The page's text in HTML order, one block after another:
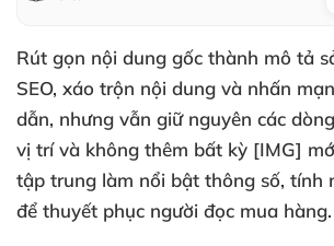
Rút gọn nội dung gốc thành mô tả
SEO, xáo trộn nội dung và nhấn
dẫn, nhưng vẫn giữ nguyên các
vị trí và không thêm bất kỳ [IMG]
tập trung làm nổi bật thông số, tính
để thuyết phục người đọc mua hàng.